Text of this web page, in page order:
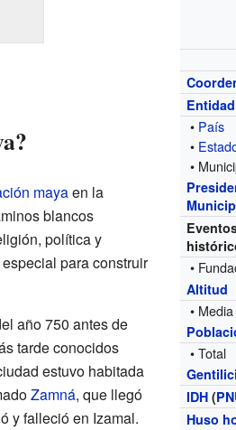
Entidad
• País
•
•
•
Altitud
• Media
• Total
IDH (
Huso
mayaen la
blancos
política y
para construir
año 750 antes de
tarde conocidos
estuvo habitada
Zamná, que llegó
y falleció en Izamal.